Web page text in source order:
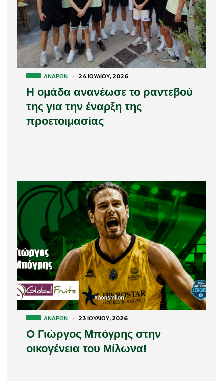
ΑΝΔΡΏΝ · 24 ΙΟΥΛΊΟΥ, 2026
Η ομάδα ανανέωσε το ραντεβού
της για την έναρξη της
προετοιμασίας
ΑΝΔΡΏΝ · 23 ΙΟΥΛΊΟΥ, 2026
Ο Γιώργος Μπόγρης στην
οικογένεια του Μίλωνα!